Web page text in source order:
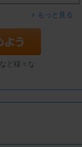
もっと見る
ど様々な